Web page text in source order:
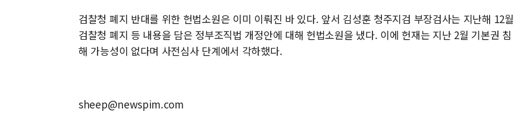
검찰청 폐지 반대를 위한 헌법소원은 이미 이뤄진 바 있다. 앞서 김성훈 청주지검 부장검사는 지난해 12월
검찰청 폐지 등 내용을 담은 정부조직법 개정안에 대해 헌법소원을 냈다. 이에 헌재는 지난 2월 기본권 침
해 가능성이 없다며 사전심사 단계에서 각하했다.
sheep@newspim.com